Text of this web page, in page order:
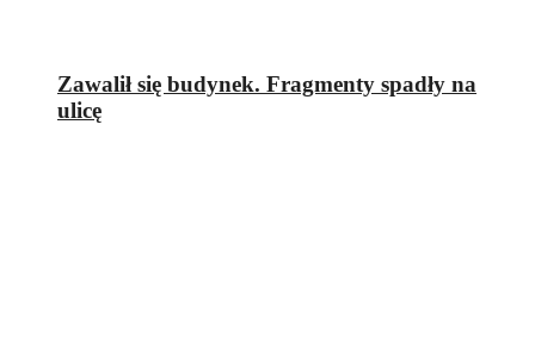
Zawalił się budynek. Fragmenty spadły na
ulicę